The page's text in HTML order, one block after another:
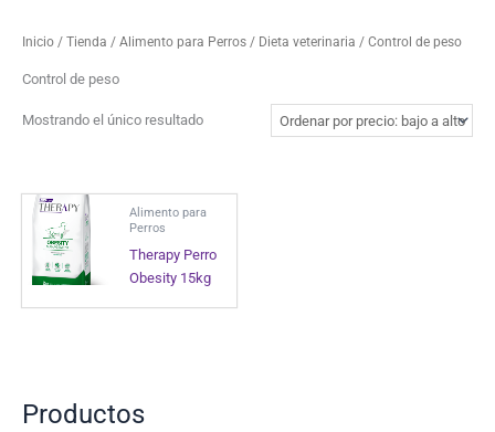
Productos
Inicio / Tienda / Alimento para Perros / Dieta veterinaria / Control de peso
Control de peso
Mostrando el único resultado
Alimento para
Perros
Therapy Perro
Obesity 15kg